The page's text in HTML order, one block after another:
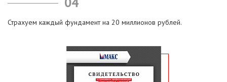
Страхуем каждый фундамент на 20 миллионов рублей.